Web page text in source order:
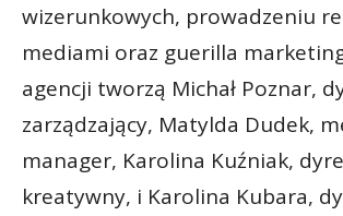
wizerunkowych, prowadzeniu
mediami oraz guerilla
agencji tworzą Michał Poznar,
zarządzający, Matylda Dudek,
manager, Karolina Kuźniak,
kreatywny, i Karolina Kubara,